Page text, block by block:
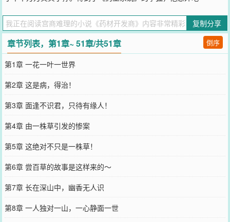
汤，在悠悠的苦香中痼疾即去。在南野际开垦荒地，种上一点药材，
空闲时施施肥浇浇水。偶尔给求药的富商大官们熬熬药，顺便收取一
点百八十万的辛苦费。李狐尝百草，别问饱不饱！
您要是觉得《 药材开发商》还不错的话请不要忘记向您QQ群和微博微
信里的朋友推荐哦！
复制分享
章节列表，第1章~ 51章/共51章 倒序
第1章 一花一叶一世界
第2章 这是病，得治！
第3章 面逢不识君，只待有缘人！
第4章 由一株草引发的惨案
第5章 这绝对不只是一株草！
第6章 尝百草的故事是这样来的～
第7章 长在深山中，幽香无人识
第8章 一人独对一山，一心静面一世